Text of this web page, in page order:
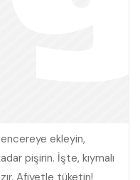
ekleyin,
pişirin. İşte, kıymalı
Afiyetle tüketin!